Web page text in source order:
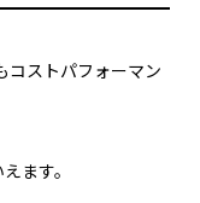
コストパフォーマン
ます。